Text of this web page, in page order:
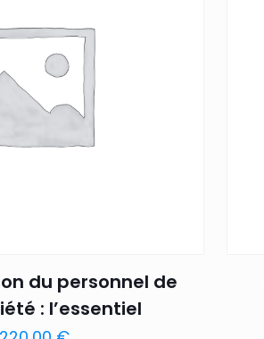
du personnel de
: l’essentiel